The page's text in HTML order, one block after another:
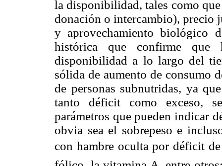
la disponibilidad, tales como
donación o intercambio), precio
y aprovechamiento biológico
histórica que confirme que
disponibilidad a lo largo del
sólida de aumento de consumo
de personas subnutridas, ya
tanto déficit como exceso,
parámetros que pueden indicar
obvia sea el sobrepeso e
con hambre oculta por déficit